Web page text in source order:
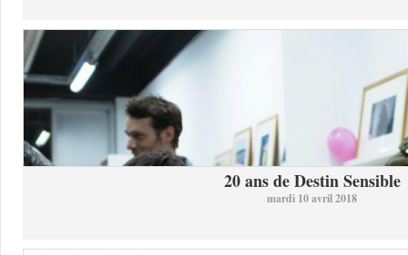
20 ans de Destin Sensible
mardi 10 avril 2018